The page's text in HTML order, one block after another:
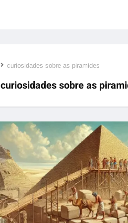
curiosidades sobre as piramides
curiosidades sobre as